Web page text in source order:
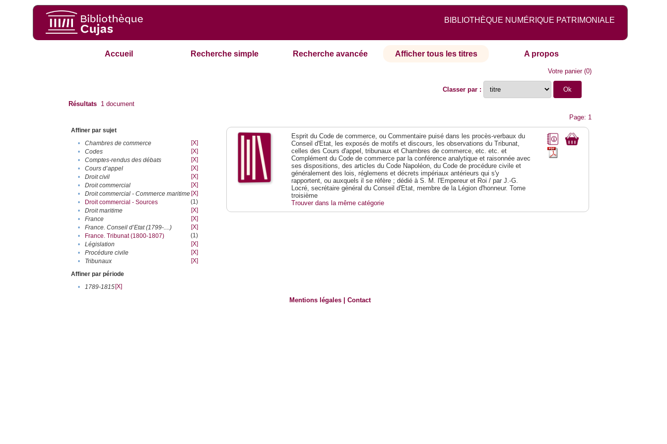
BIBLIOTHÈQUE NUMÉRIQUE PATRIMONIALE
Accueil Recherche simple Recherche avancée Afficher tous les titres A propos
Votre panier(0)
Classer par :
Résultats 1 document
Page: 1
Affiner par sujet
•
Chambres de commerce
[X]
•
Codes
[X]
•
Comptes-rendus des débats
[X]
•
Cours d’appel
[X]
•
Droit civil
[X]
•
Droit commercial
[X]
•
Droit commercial - Commerce maritime [X]
•
Droit commercial - Sources
(1)
•
Droit maritime
[X]
•
France
[X]
•
France. Conseil d’Etat (1799-....)
[X]
•
France. Tribunat (1800-1807)
(1)
•
Législation
[X]
•
Procédure civile
[X]
•
Tribunaux
[X]
Affiner par période
•
1789-1815[X]
Esprit du Code de commerce, ou Commentaire puisé dans les procès-verbaux du
Conseil d'Etat, les exposés de motifs et discours, les observations du Tribunat,
celles des Cours d'appel, tribunaux et Chambres de commerce, etc. etc. et
Complément du Code de commerce par la conférence analytique et raisonnée avec
ses dispositions, des articles du Code Napoléon, du Code de procédure civile et
généralement des lois, réglemens et décrets impériaux antérieurs qui s'y
rapportent, ou auxquels il se réfère ; dédié à S. M. l'Empereur et Roi / par J.-G.
Locré, secrétaire général du Conseil d'Etat, membre de la Légion d'honneur. Tome
troisième
Trouver dans la même catégorie
Mentions légales |Contact